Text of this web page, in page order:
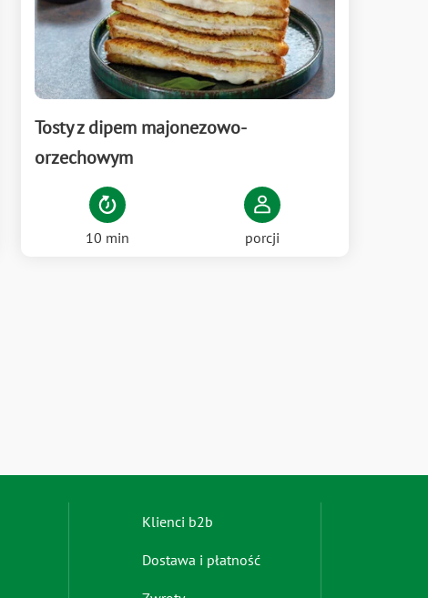
Tosty z dipem majonezowo-
orzechowym
10 min porcji
Footer
menu
Klienci b2b
Dostawa i płatność